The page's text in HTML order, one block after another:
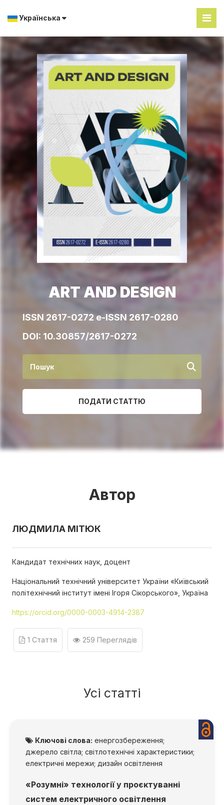
Українська
ART AND DESIGN
ISSN 2617-0272 e-ISSN 2617-0280
DOI: 10.30857/2617-0272
ПОДАТИ СТАТТЮ
Автор
ЛЮДМИЛА МІТЮК
Кандидат технічних наук, доцент
Національний технічний університет України «Київський
політехнічний інститут імені Ігоря Сікорського», Україна
https://orcid.org/0000-0003-4914-2387
1 Стаття 259 Переглядів
Усі статті
Ключові слова: енергозбереження;
джерело світла; світлотехнічні характеристики;
електричні мережи; дизайн освітлення
«Розумні» технології у проєктуванні
систем електричного освітлення